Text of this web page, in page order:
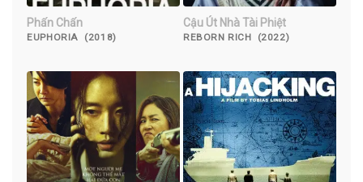
Phấn Chấn
EUPHORIA (2018)
Cậu Út Nhà Tài Phiệt
REBORN RICH (2022)